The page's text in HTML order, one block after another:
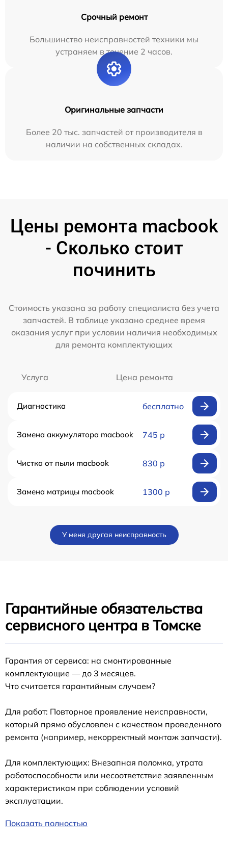
Срочный ремонт
Большинство неисправностей техники мы
устраняем в течение 2 часов.
Оригинальные запчасти
Более 20 тыс. запчастей от производителя в
наличии на собственных складах.
Цены ремонта macbook
- Сколько стоит
починить
Стоимость указана за работу специалиста без учета
запчастей. В таблице указано среднее время
оказания услуг при условии наличия необходимых
для ремонта комплектующих
Услуга Цена ремонта
Диагностика бесплатно
Замена аккумулятора macbook 745 р
Чистка от пыли macbook 830 р
Замена матрицы macbook 1300 р
У меня другая неисправность
Гарантийные обязательства
сервисного центра в Томске
Гарантия от сервиса: на смонтированные
комплектующие — до 3 месяцев.
Что считается гарантийным случаем?
Для работ: Повторное проявление неисправности,
который прямо обусловлен с качеством проведенного
ремонта (например, некорректный монтаж запчасти).
Для комплектующих: Внезапная поломка, утрата
работоспособности или несоответствие заявленным
характеристикам при соблюдении условий
эксплуатации.
Показать полностью